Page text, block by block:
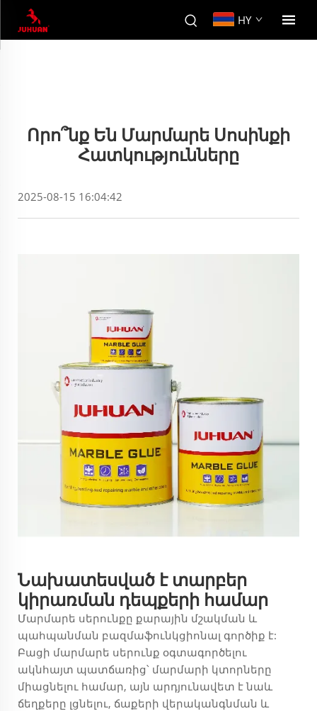
HY
Որո՞նք Են Մարմարե Սոսինքի
Հատկությունները
2025-08-15 16:04:42
Նախատեսված է տարբեր
կիրառման դեպքերի համար
Մարմարե սերունքը քարային մշակման և
պահպանման բազմաֆունկցիոնալ գործիք է:
Բացի մարմարե սերունք օգտագործելու
ակնհայտ պատճառից՝ մարմարի կտորները
միացնելու համար, այն արդյունավետ է նաև
ճեղքերը լցնելու, ճաքերի վերականգնման և